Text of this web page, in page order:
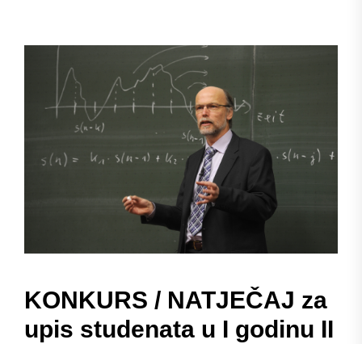
KONKURS / NATJEČAJ za
upis studenata u I godinu II